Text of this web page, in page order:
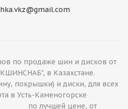
по продаже шин и дисков от
в Казахстане.
покрышки) и диски, для всех
в Усть-Каменогорске
цене, от